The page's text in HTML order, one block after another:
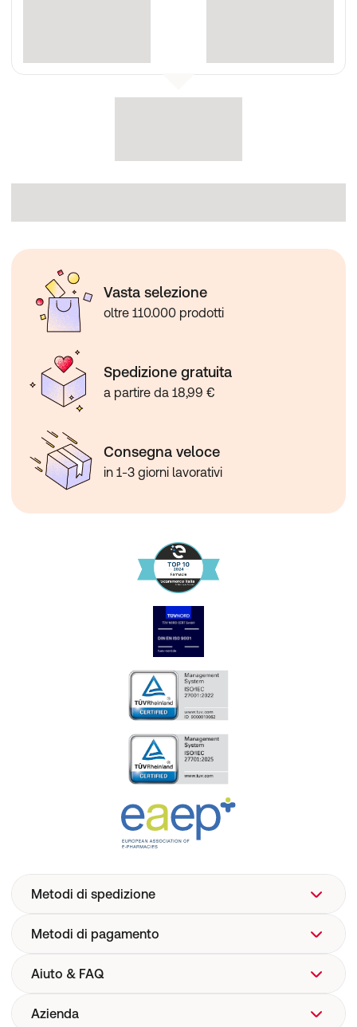
Vasta selezione
oltre 110.000 prodotti
Spedizione gratuita
a partire da 18,99 €
Consegna veloce
in 1-3 giorni lavorativi
Metodi di spedizione
Metodi di pagamento
Aiuto & FAQ
Aiuto
Azienda